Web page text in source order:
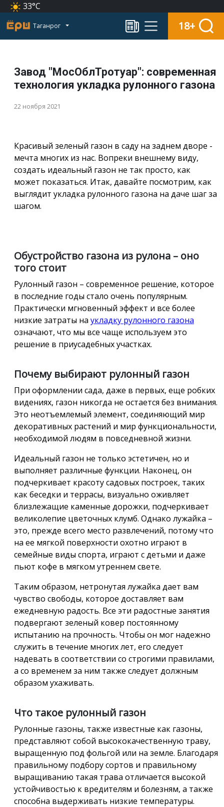
33°C
Таганрог 18+
Завод "МосОблТротуар": современная
технология укладка рулонного газона
22 ноября 2021
Красивый зеленый газон в саду на заднем дворе -
мечта многих из нас. Вопреки внешнему виду,
создать идеальный газон не так просто, как
может показаться. Итак, давайте посмотрим, как
выглядит укладка рулонного газона на даче шаг за
шагом.
Обустройство газона из рулона – оно
того стоит
Рулонный газон – современное решение, которое
в последние годы стало очень популярным.
Практически мгновенный эффект и все более
низкие затраты на укладку рулонного газона
означают, что мы все чаще используем это
решение в приусадебных участках.
Почему выбирают рулонный газон
При оформлении сада, даже в первых, еще робких
видениях, газон никогда не остается без внимания.
Это неотъемлемый элемент, соединяющий мир
декоративных растений и мир функциональности,
необходимой людям в повседневной жизни.
Идеальный газон не только эстетичен, но и
выполняет различные функции. Наконец, он
подчеркивает красоту садовых построек, таких
как беседки и террасы, визуально оживляет
близлежащие каменные дорожки, подчеркивает
великолепие цветочных клумб. Однако лужайка –
это, прежде всего место развлечений, потому что
на ее мягкой поверхности охотно играют в
семейные виды спорта, играют с детьми и даже
пьют кофе в мягком утреннем свете.
Таким образом, нетронутая лужайка дает вам
чувство свободы, которое доставляет вам
ежедневную радость. Все эти радостные занятия
подвергают зеленый ковер постоянному
испытанию на прочность. Чтобы он мог надежно
служить в течение многих лет, его следует
надевать в соответствии со строгими правилами,
а со временем за ним также следует должным
образом ухаживать.
Что такое рулонный газон
Рулонные газоны, также известные как газоны,
представляют собой высококачественную траву,
выращенную под фольгой или на земле. Благодаря
правильному подбору сортов и правильному
выращиванию такая трава отличается высокой
устойчивостью к вредителям и болезням, а также
способна выдерживать низкие температуры.